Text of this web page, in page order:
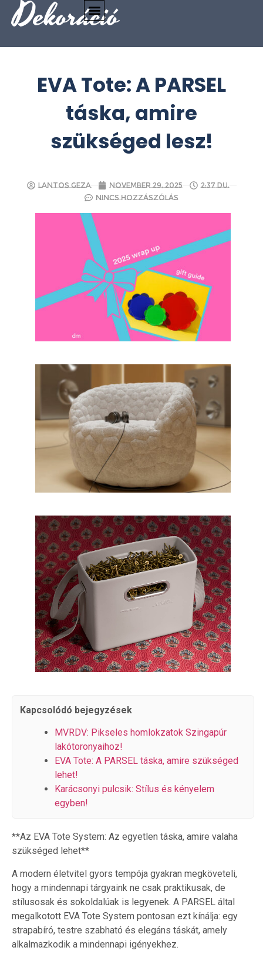
Dekoráció
EVA Tote: A PARSEL
táska, amire
szükséged lesz!
Lantos Geza november 29, 2025
2:37 du.
Nincs hozzászólás
Kapcsolódó bejegyzések
MVRDV: Pikseles homlokzatok Szingapúr
lakótoronyaihoz!
EVA Tote: A PARSEL táska, amire szükséged
lehet!
Karácsonyi pulcsik: Stílus és kényelem
egyben!
**Az EVA Tote System: Az egyetlen táska, amire valaha
szükséged lehet**
A modern életvitel gyors tempója gyakran megköveteli,
hogy a mindennapi tárgyaink ne csak praktikusak, de
stílusosak és sokoldalúak is legyenek. A PARSEL által
megalkotott EVA Tote System pontosan ezt kínálja: egy
strapabíró, testre szabható és elegáns táskát, amely
alkalmazkodik a mindennapi igényekhez.